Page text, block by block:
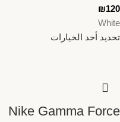
₪120
White
تحديد أحد الخيارات
Nike Gamma Force